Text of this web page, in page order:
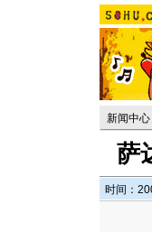
新闻中心
萨
时间：